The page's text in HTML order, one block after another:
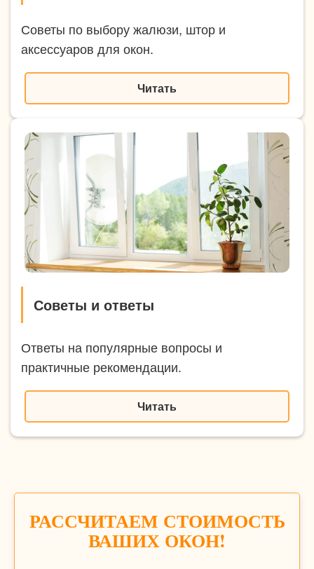
Советы по выбору жалюзи, штор и
аксессуаров для окон.
Читать
Советы и ответы
Ответы на популярные вопросы и
практичные рекомендации.
Читать
РАССЧИТАЕМ СТОИМОСТЬ
ВАШИХ ОКОН!